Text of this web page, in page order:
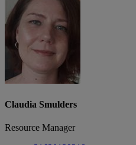
Claudia Smulders
Resource Manager